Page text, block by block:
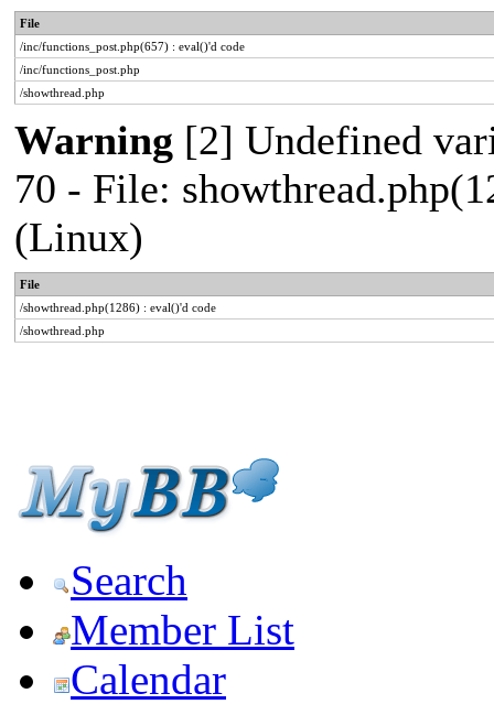
File
/inc/functions_post.php(657) : eval()'d code
/inc/functions_post.php
/showthread.php
Warning [2] Undefined
70 - File:
(Linux)
File
/showthread.php(1286) : eval()'d code
/showthread.php
Search
Member List
Calendar